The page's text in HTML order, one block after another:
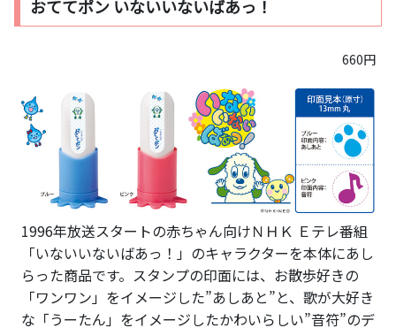
おててポン いないいないばあっ！
660円
1996年放送スタートの赤ちゃん向けＮＨＫ Ｅテレ番組
「いないいないばあっ！」のキャラクターを本体にあし
らった商品です。スタンプの印面には、お散歩好きの
「ワンワン」をイメージした”あしあと”と、歌が大好き
な「うーたん」をイメージしたかわいらしい”音符”のデ